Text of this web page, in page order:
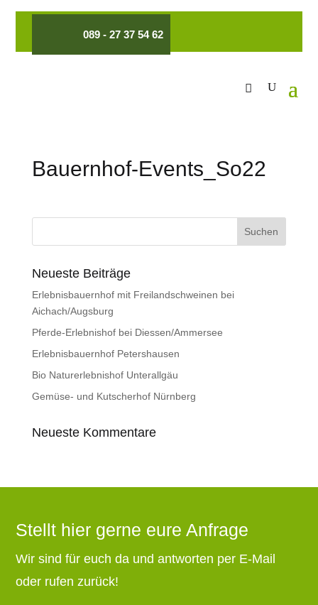
089 - 27 37 54 62
Bauernhof-Events_So22
Neueste Beiträge
Erlebnisbauernhof mit Freilandschweinen bei
Aichach/Augsburg
Pferde-Erlebnishof bei Diessen/Ammersee
Erlebnisbauernhof Petershausen
Bio Naturerlebnishof Unterallgäu
Gemüse- und Kutscherhof Nürnberg
Neueste Kommentare
Stellt hier gerne eure Anfrage
Wir sind für euch da und antworten per E-Mail
oder rufen zurück!